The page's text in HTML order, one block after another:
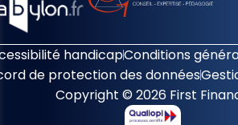
handicapConditions
de protection des données
Copyright © 2026 First